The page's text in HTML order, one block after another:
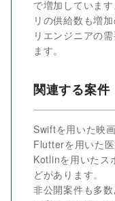
で増加していま
リの供給数も増
リエンジニアの
ます。
関連する案件
Swiftを用いた映
Flutterを用いた医
Kotlinを用いたス
どがあります。
非公開案件も多